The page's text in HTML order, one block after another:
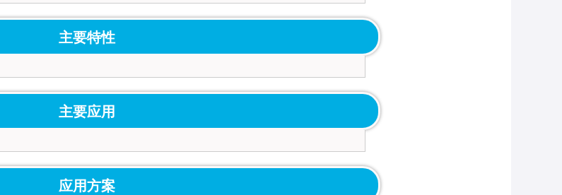
主要特性
主要应用
应用方案